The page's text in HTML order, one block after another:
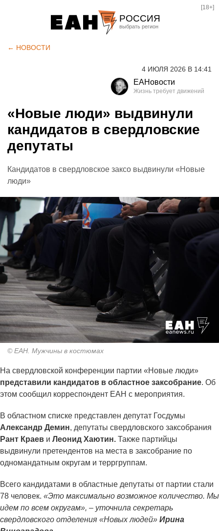
РОССИЯ
Курган
Оренбург
[18+]
← НОВОСТИ
4 ИЮЛЯ 2026 В 14:41
ЕАНовости
«Новые люди» выдвинули
кандидатов в свердловские
депутаты
Кандидатов в свердловское заксо выдвинули «Новые
люди»
© ЕАН. Мужчины в костюмах
На свердловской конференции партии «Новые люди»
представили кандидатов в областное заксобрание. Об
этом сообщил корреспондент ЕАН с мероприятия.
В областном списке представлен депутат Госдумы
Александр Демин, депутаты свердловского заксобрания
Рант Краев и Леонид Хаютин. Также партийцы
выдвинули претендентов на места в заксобрание по
одномандатным округам и терргруппам.
Всего кандидатами в областные депутаты от партии стали
78 человек. «Это максимально возможное количество. Мы
идем по всем округам», – уточнила секретарь
свердловского отделения «Новых людей» Ирина